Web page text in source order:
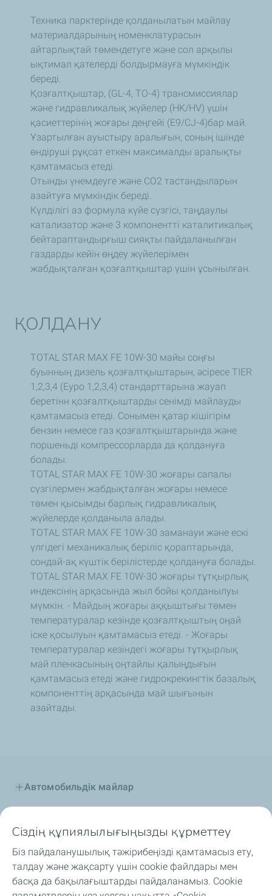
Техника парктерінде қолданылатын майлау
материалдарының номенклатурасын
айтарлықтай төмендетуге және сол арқылы
ықтимал қателерді болдырмауға мүмкіндік
береді.
Қозғалтқыштар, (GL-4, TO-4) трансмиссиялар
және гидравликалық жүйелер (HK/HV) үшін
қасиеттерінің жоғары деңгейі (E9/CJ-4)бар май.
Ұзартылған ауыстыру аралығын, соның ішінде
өндіруші рұқсат еткен максималды аралықты
қамтамасыз етеді.
Отынды үнемдеуге және CO2 тастандыларын
азайтуға мүмкіндік береді.
Күлділігі аз формула күйе сүзгісі, таңдаулы
катализатор және 3 компонентті каталитикалық
бейтараптандырғыш сияқты пайдаланылған
газдарды кейін өңдеу жүйелерімен
жабдықталған қозғалтқыштар үшін ұсынылған.
ҚОЛДАНУ
TOTAL STAR MAX FE 10W-30 майы соңғы
буынның дизель қозғалтқыштарын, әсіресе TIER
1,2,3,4 (Еуро 1,2,3,4) стандарттарына жауап
беретінн қозғалтқыштарды сенімді майлауды
қамтамасыз етеді. Сонымен қатар кішігірім
бензин немесе газ қозғалтқыштарында және
поршеньді компрессорларда да қолдануға
болады.
TOTAL STAR MAX FE 10W-30 жоғары сапалы
сүзгілермен жабдықталған жоғары немесе
төмен қысымды барлық гидравликалық
жүйелерде қолданыла алады.
TOTAL STAR MAX FE 10W-30 заманауи және ескі
үлгідегі механикалық беріліс қораптарында,
сондай-ақ күштік берілістерде қолдануға болады.
TOTAL STAR MAX FE 10W-30 жоғары тұтқырлық
индексінің арқасында жыл бойы қолданылуы
мүмкін. - Майдың жоғары аққыштығы төмен
температуралар кезінде қозғалтқыштың оңай
іске қосылуын қамтамасыз етеді. - Жоғары
температуралар кезіндегі жоғары тұтқырлық
май пленкасының оңтайлы қалыңдығын
қамтамасыз етеді және гидрокрекингтік базалық
компоненттің арқасында май шығынын
азайтады.
Автомобильдік майлар
Отын қоспалар
Арнайы сұйықтықтар
Сіздің құпиялылығыңызды құрметтеу
Біз пайдаланушылық тәжірибеңізді қамтамасыз ету,
талдау және жақсарту үшін cookie файлдары мен
басқа да бақылағыштарды пайдаланамыз. Cookie